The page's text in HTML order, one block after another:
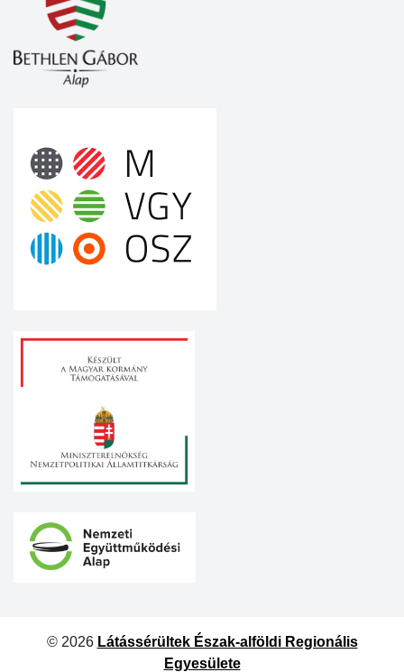
© 2026 Látássérültek Észak-alföldi Regionális
Egyesülete